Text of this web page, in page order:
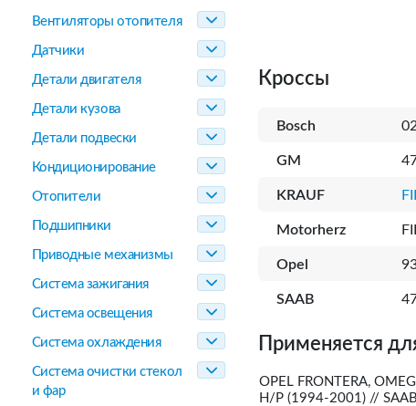
Вентиляторы отопителя
Датчики
Детали двигателя
Детали кузова
Детали подвески
Кондиционирование
Отопители
Подшипники
Приводные механизмы
Система зажигания
Система освещения
Система охлаждения
Система очистки стекол
и фар
Кроссы
Bosch
GM
KRAUF
Motorherz
Opel
SAAB
Применяется
OPEL FRONTERA,
H/P (1994-2001) //